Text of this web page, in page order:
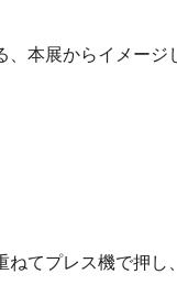
本展からイメージ
てプレス機で押し